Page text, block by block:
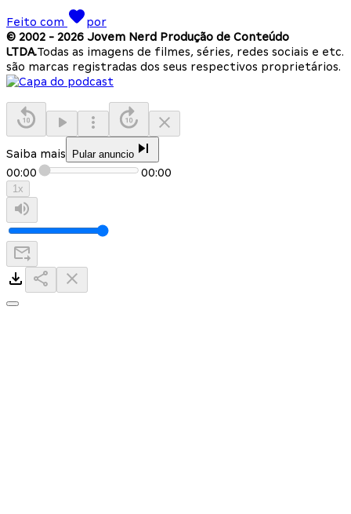
Feito com
por
© 2002 - 2026 Jovem Nerd Produção de Conteúdo
LTDA.Todas as imagens de filmes, séries, redes sociais e etc.
são marcas registradas dos seus respectivos proprietários.
Saiba mais Pular anuncio
00:00 00:00
1x